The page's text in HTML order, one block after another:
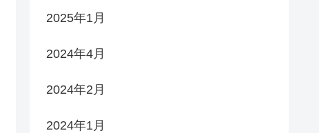
2025年1月
2024年4月
2024年2月
2024年1月